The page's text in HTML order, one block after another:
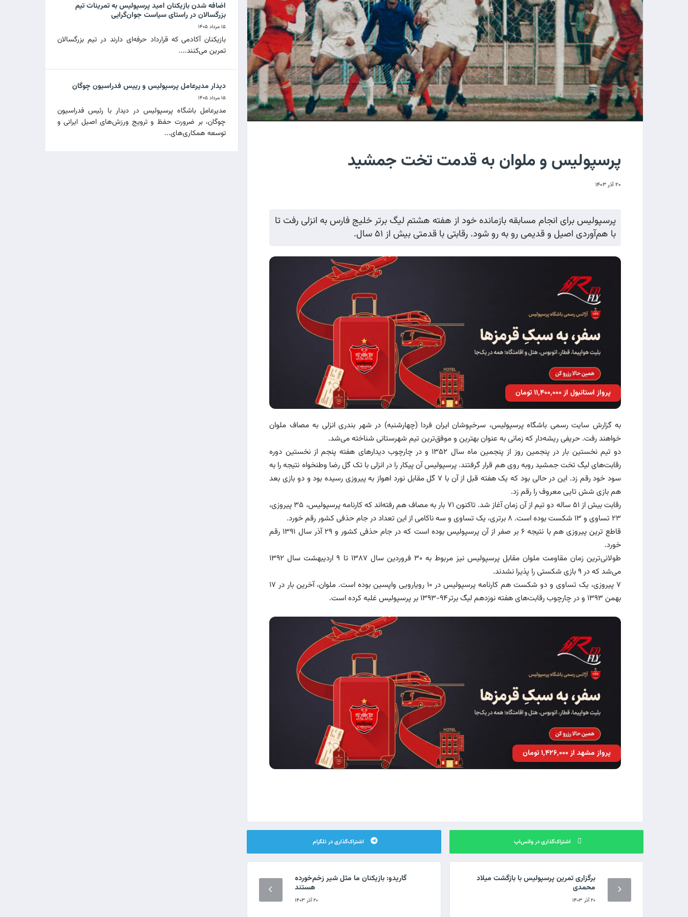
پرسپولیس و ملوان به قدمت تخت جمشید
۲۰ آذر ۱۴۰۳
پرسپولیس برای انجام مسابقه بازمانده خود از هفته هشتم لیگ برتر خلیج فارس به انزلی رفت تا
با هم‌آوردی اصیل و قدیمی رو به رو شود. رقابتی با قدمتی بیش از ۵۱ سال.
پرواز استانبول از ۱۱٬۴۰۰٬۰۰۰ تومان
به گزارش سایت رسمی باشگاه پرسپولیس، سرخپوشان ایران فردا (چهارشنبه) در شهر بندری انزلی به مصاف ملوان
خواهند رفت. حریفی ریشه‌دار که زمانی به عنوان بهترین و موفق‌ترین تیم شهرستانی شناخته می‌شد.
دو تیم نخستین بار در پنجمین روز از پنجمین ماه سال ۱۳۵۲ و در چارچوب دیدارهای هفته پنجم از نخستین دوره
رقابت‌های لیگ تخت جمشید روبه روی هم قرار گرفتند. پرسپولیس آن پیکار را در انزلی با تک گل رضا وطنخواه نتیجه را به
سود خود رقم زد. این در حالی بود که یک هفته قبل از آن با ۷ گل مقابل نورد اهواز به پیروزی رسیده بود و دو بازی بعد
هم بازی شش تایی معروف را رقم زد.
رقابت بیش از ۵۱ ساله دو تیم از آن زمان آغاز شد. تاکنون ۷۱ بار به مصاف هم رفته‌اند که کارنامه پرسپولیس، ۳۵ پیروزی،
۲۳ تساوی و ۱۳ شکست بوده است. ۸ برتری، یک تساوی و سه ناکامی از این تعداد در جام حذفی کشور رقم خورد.
قاطع ترین پیروزی هم با نتیجه ۶ بر صفر از آن پرسپولیس بوده است که در جام حذفی کشور و ۲۹ آذر سال ۱۳۹۱ رقم
خورد.
طولانی‌ترین زمان مقاومت ملوان مقابل پرسپولیس نیز مربوط به ۳۰ فروردین سال ۱۳۸۷ تا ۹ اردیبهشت سال ۱۳۹۲
می‌شد که در ۹ بازی شکستی را پذیرا نشدند.
۷ پیروزی، یک تساوی و دو شکست هم کارنامه پرسپولیس در ۱۰ رویارویی واپسین بوده است. ملوان، آخرین بار در ۱۷
بهمن ۱۳۹۳ و در چارچوب رقابت‌های هفته نوزدهم لیگ برتر۹۴-۱۳۹۳ بر پرسپولیس غلبه کرده است.
پرواز مشهد از ۱٬۴۲۶٬۰۰۰ تومان
اشتراک‌گذاری در واتس‌اپ اشتراک‌گذاری در تلگرام
برگزاری تمرین پرسپولیس با بازگشت میلاد
محمدی
۲۰ آذر ۱۴۰۳
گاریدو: بازیکنان ما مثل شیر زخم‌خورده
هستند
۲۰ آذر ۱۴۰۳
اضافه شدن بازیکنان امید پرسپولیس به تمرینات تیم
بزرگسالان در راستای سیاست جوان‌گرایی
۱۵ مرداد ۱۴۰۵
بازیکنان آکادمی که قرارداد حرفه‌ای دارند در تیم بزرگسالان
تمرین می‌کنند....
دیدار مدیرعامل پرسپولیس و رییس فدراسیون چوگان
۱۵ مرداد ۱۴۰۵
مدیرعامل باشگاه پرسپولیس در دیدار با رئیس فدراسیون
چوگان، بر ضرورت حفظ و ترویج ورزش‌های اصیل ایرانی و
توسعه همکاری‌های...